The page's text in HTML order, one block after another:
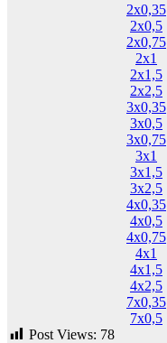
2х0,35
2х0,5
2х0,75
2х1
2х1,5
2х2,5
3х0,35
3х0,5
3х0,75
3х1
3х1,5
3х2,5
4х0,35
4х0,5
4х0,75
4х1
4х1,5
4х2,5
7х0,35
7х0,5
Post Views: 78